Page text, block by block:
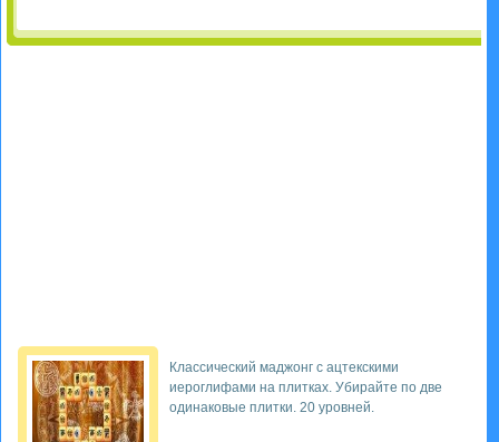
Классический маджонг с ацтекскими
иероглифами на плитках. Убирайте по две
одинаковые плитки. 20 уровней.